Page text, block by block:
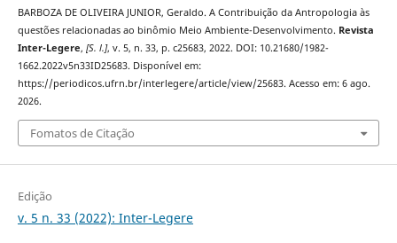
BARBOZA DE OLIVEIRA JUNIOR, Geraldo. A Contribuição da Antropologia às
questões relacionadas ao binômio Meio Ambiente-Desenvolvimento. Revista
Inter-Legere, [S. l.], v. 5, n. 33, p. c25683, 2022. DOI: 10.21680/1982-
1662.2022v5n33ID25683. Disponível em:
https://periodicos.ufrn.br/interlegere/article/view/25683. Acesso em: 6 ago.
2026.
Fomatos de Citação
Edição
v. 5 n. 33 (2022): Inter-Legere